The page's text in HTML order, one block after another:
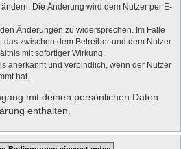
Die Änderung wird dem Nutzer per E-
Änderungen zu widersprechen. Im Falle
das zwischen dem Betreiber und dem Nutzer
mit sofortiger Wirkung.
anerkannt und verbindlich, wenn der Nutzer
hat.
mit deinen persönlichen Daten
enthalten.